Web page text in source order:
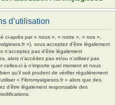
d’utilisation
ci-après par « nous », « notre », « nos »,
»), vous acceptez d’être légalement
pas d’être légalement
alors n’accédez pas et/ou n’utilisez pas
celles-ci à n’importe quel moment et nous
qu’il soit prudent de vérifier régulièrement
« Fibromyalgiesos.fr » alors que des
d’être légalement responsable des